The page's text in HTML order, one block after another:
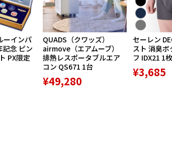
ーインパ
記念 ピン
PX限定
QUADS（クワッズ）
airmove（エアムーブ）
排熱レスポータブルエア
コン QS671 1台
¥49,280
セーレン
スト 消臭
フ IDX21 1枚
¥3,685